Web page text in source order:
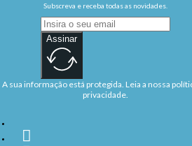
de
Subscreva e receba todas as novidades.
Assinar
A sua informação está protegida. Leia a nossa
privacidade.